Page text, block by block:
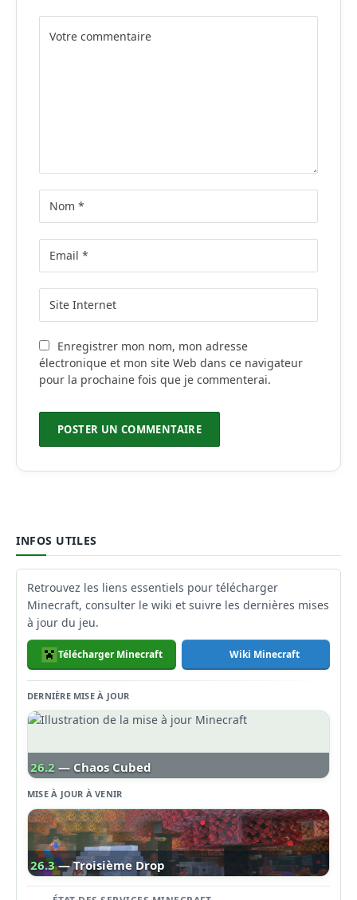
Enregistrer mon nom, mon adresse
électronique et mon site Web dans ce navigateur
pour la prochaine fois que je commenterai.
INFOS UTILES
Retrouvez les liens essentiels pour télécharger
Minecraft, consulter le wiki et suivre les dernières mises
à jour du jeu.
Télécharger Minecraft Wiki Minecraft
DERNIÈRE MISE À JOUR
26.2 — Chaos Cubed
MISE À JOUR À VENIR
26.3 — Troisième Drop